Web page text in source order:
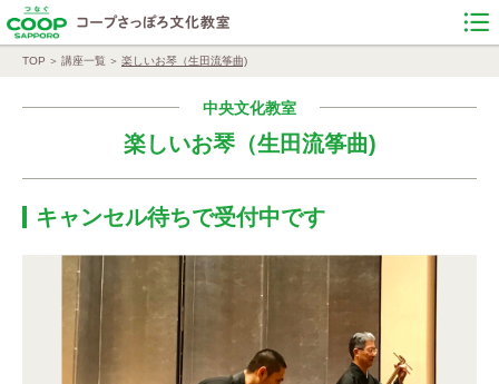
TOP 講座一覧 楽しいお琴（生田流筝曲)
中央文化教室
楽しいお琴（生田流筝曲)
キャンセル待ちで受付中です